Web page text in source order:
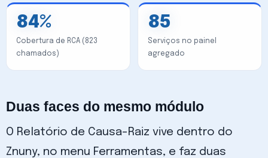
84%
Cobertura de RCA (823
chamados)
85
Serviços no painel
agregado
Duas faces do mesmo módulo
O Relatório de Causa-Raiz vive dentro do
Znuny, no menu Ferramentas, e faz duas